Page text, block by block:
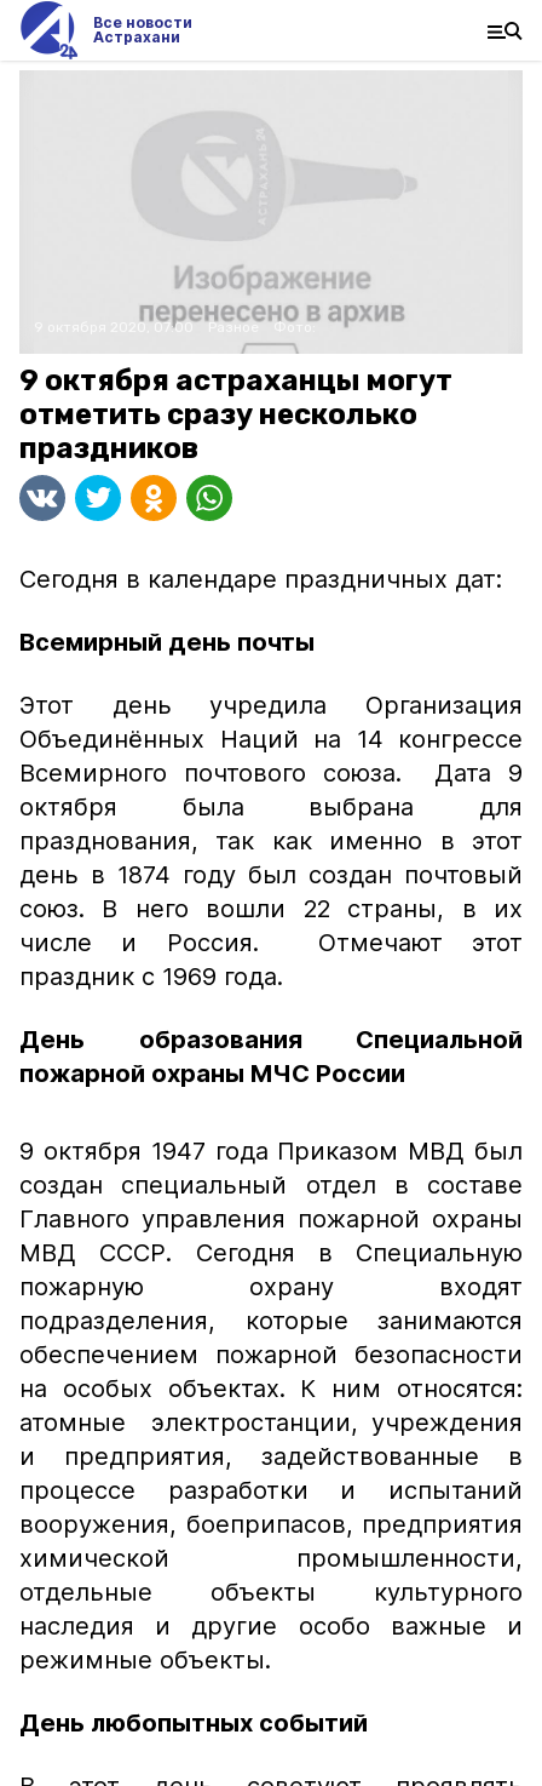
Все новости
Астрахани
9 октября 2020, 07:00 Разное Фото:
9 октября астраханцы могут
отметить сразу несколько
праздников
Сегодня в календаре праздничных дат:
Всемирный день почты
Этот день учредила Организация
Объединённых Наций на 14 конгрессе
Всемирного почтового союза. Дата 9
октября была выбрана для
празднования, так как именно в этот
день в 1874 году был создан почтовый
союз. В него вошли 22 страны, в их
числе и Россия. Отмечают этот
праздник с 1969 года.
День образования Специальной
пожарной охраны МЧС России
9 октября 1947 года Приказом МВД был
создан специальный отдел в составе
Главного управления пожарной охраны
МВД СССР. Сегодня в Специальную
пожарную охрану входят
подразделения, которые занимаются
обеспечением пожарной безопасности
на особых объектах. К ним относятся:
атомные электростанции, учреждения
и предприятия, задействованные в
процессе разработки и испытаний
вооружения, боеприпасов, предприятия
химической промышленности,
отдельные объекты культурного
наследия и другие особо важные и
режимные объекты.
День любопытных событий